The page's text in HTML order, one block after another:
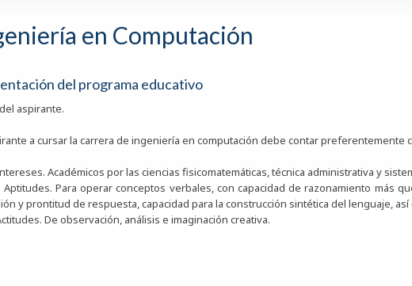
en Computación
del programa educativo
aspirante.
a cursar la carrera de ingeniería en computación debe contar preferentemente
Académicos por las ciencias fisicomatemáticas, técnica administrativa y
Para operar conceptos verbales, con capacidad de razonamiento más
y prontitud de respuesta, capacidad para la construcción sintética del lenguaje,
De observación, análisis e imaginación creativa.